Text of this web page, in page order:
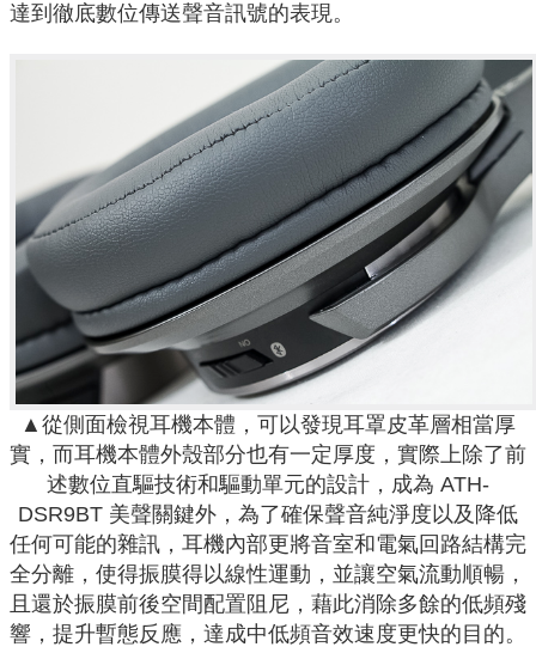
達到徹底數位傳送聲音訊號的表現。
▲從側面檢視耳機本體，可以發現耳罩皮革層相當厚
實，而耳機本體外殼部分也有一定厚度，實際上除了前
述數位直驅技術和驅動單元的設計，成為 ATH-
DSR9BT 美聲關鍵外，為了確保聲音純淨度以及降低
任何可能的雜訊，耳機內部更將音室和電氣回路結構完
全分離，使得振膜得以線性運動，並讓空氣流動順暢，
且還於振膜前後空間配置阻尼，藉此消除多餘的低頻殘
響，提升暫態反應，達成中低頻音效速度更快的目的。